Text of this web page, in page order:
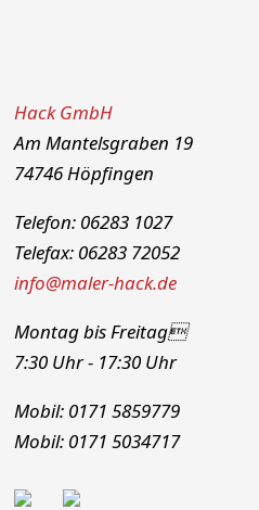
Hack GmbH
Am Mantelsgraben 19
74746 Höpfingen
Telefon: 06283 1027
Telefax: 06283 72052
info@maler-hack.de
Montag bis Freitag
7:30 Uhr - 17:30 Uhr
Mobil: 0171 5859779
Mobil: 0171 5034717